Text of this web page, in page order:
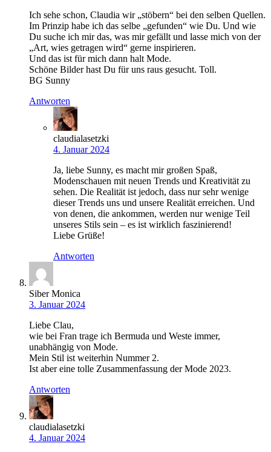
Ich sehe schon, Claudia wir „stöbern“ bei den selben Quellen.
Im Prinzip habe ich das selbe „gefunden“ wie Du. Und wie
Du suche ich mir das, was mir gefällt und lasse mich von der
„Art, wies getragen wird“ gerne inspirieren.
Und das ist für mich dann halt Mode.
Schöne Bilder hast Du für uns raus gesucht. Toll.
BG Sunny
Antworten
claudialasetzki
4. Januar 2024
Ja, liebe Sunny, es macht mir großen Spaß,
Modenschauen mit neuen Trends und Kreativität zu
sehen. Die Realität ist jedoch, dass nur sehr wenige
dieser Trends uns und unsere Realität erreichen. Und
von denen, die ankommen, werden nur wenige Teil
unseres Stils sein – es ist wirklich faszinierend!
Liebe Grüße!
Antworten
Siber Monica
3. Januar 2024
Liebe Clau,
wie bei Fran trage ich Bermuda und Weste immer,
unabhängig von Mode.
Mein Stil ist weiterhin Nummer 2.
Ist aber eine tolle Zusammenfassung der Mode 2023.
Antworten
claudialasetzki
4. Januar 2024